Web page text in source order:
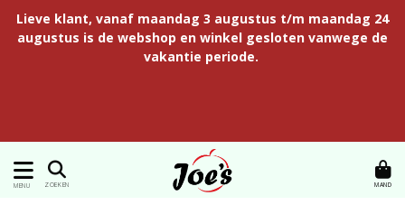
Lieve klant, vanaf maandag 3 augustus t/m maandag 24
augustus is de webshop en winkel gesloten vanwege de
vakantie periode.
MENU ZOEKEN MAND